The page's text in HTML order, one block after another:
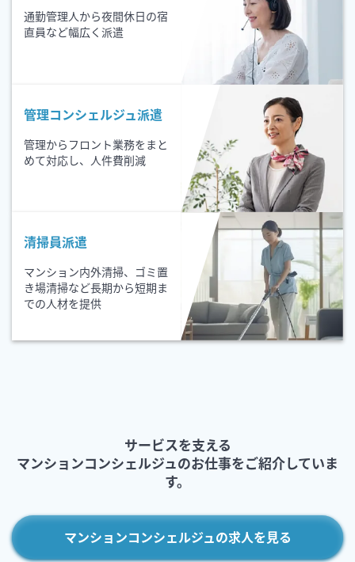
通勤管理人から夜間休日の宿
直員など幅広く派遣
管理コンシェルジュ派遣
管理からフロント業務をまと
めて対応し、人件費削減
清掃員派遣
マンション内外清掃、ゴミ置
き場清掃など長期から短期ま
での人材を提供
サービスを支える
マンションコンシェルジュのお仕事をご紹介していま
す。
マンションコンシェルジュの求人を見る